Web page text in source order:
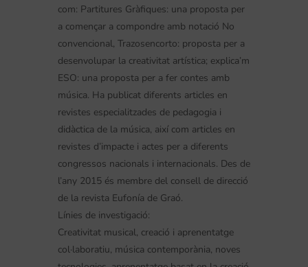
com: Partitures Gràfiques: una proposta per
a començar a compondre amb notació No
convencional, Trazosencorto: proposta per a
desenvolupar la creativitat artística; explica’m
ESO: una proposta per a fer contes amb
música. Ha publicat diferents articles en
revistes especialitzades de pedagogia i
didàctica de la música, així com articles en
revistes d’impacte i actes per a diferents
congressos nacionals i internacionals. Des de
l’any 2015 és membre del consell de direcció
de la revista Eufonía de Graó.
Línies de investigació:
Creativitat musical, creació i aprenentatge
col·laboratiu, música contemporània, noves